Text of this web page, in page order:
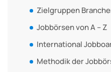
Zielgruppen
Jobbörsen von A – Z
International
Methodik der